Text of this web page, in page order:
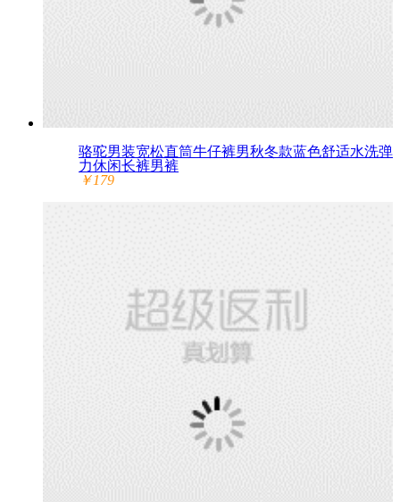
骆驼男装宽松直筒牛仔裤男秋冬款蓝色舒适水洗弹
力休闲长裤男裤
￥179